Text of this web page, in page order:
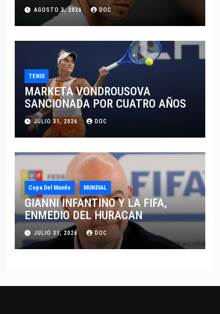
AGOSTO 3, 2026 DOC
TENIS
MARKETA VONDROUSOVA
SANCIONADA POR CUATRO AÑOS
JULIO 31, 2026 DOC
Copa Del Mundo MUNDIAL
GIANNI INFANTINO Y LA FIFA,
ENMEDIO DEL HURACAN
JULIO 31, 2026 DOC